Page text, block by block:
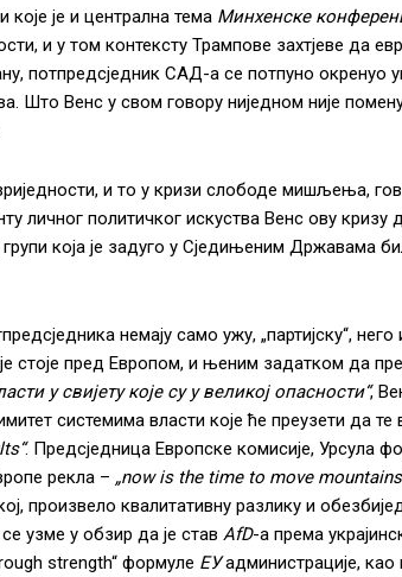
је и централна тема Минхенске
и у том контексту Трампове захтјеве да
потпредсједник САД-а се потпуно
Што Венс у свом говору ниједном није
и то у кризи слободе мишљења,
личног политичког искуства Венс ову кризу
групи која је задуго у Сједињеним Државама
немају само ужу, „партијску“, него
стоје пред Европом, и њеним задатком да
у свијету које су у великој опасности“,
системима власти које ће преузети да
. Предсједница Европске комисије, Урсула
рекла – „now is the time to move
произвело квалитативну разлику и
узме у обзир да је став AfD-а према
strength“ формуле ЕУадминистрације,